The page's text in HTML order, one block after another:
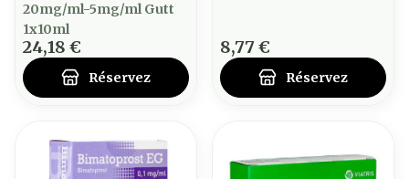
20mg/ml-5mg/ml Gutt
1x10ml
24,18 €
Réservez
8,77 €
Réservez